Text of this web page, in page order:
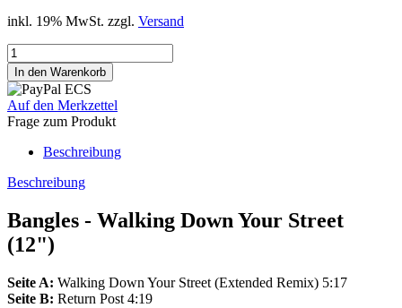
inkl. 19% MwSt. zzgl. Versand
Auf den Merkzettel
Frage zum Produkt
Beschreibung
Beschreibung
Bangles - Walking Down Your Street
(12")
Seite A: Walking Down Your Street (Extended Remix) 5:17
Seite B: Return Post 4:19